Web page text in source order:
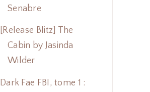
Senabre
[Release Blitz] The
Cabin by Jasinda
Wilder
Dark Fae FBI, tome 1 :